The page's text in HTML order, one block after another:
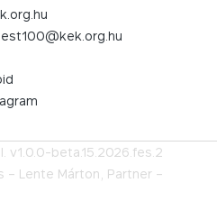
v1.0.0-beta.15.2026.fes.2
– Lente Márton, Partner –